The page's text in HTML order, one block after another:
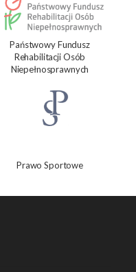
Państwowy Fundusz
Rehabilitacji Osób
Niepełnosprawnych
Prawo Sportowe